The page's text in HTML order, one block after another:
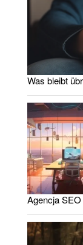
Was bleibt
Agencja